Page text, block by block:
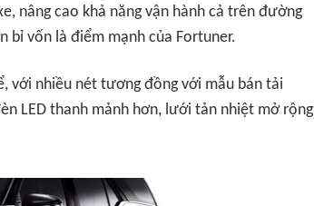
nâng cao khả năng vận hành cả trên đường
vốn là điểm mạnh của Fortuner.
với nhiều nét tương đồng với mẫu bán tải
LED thanh mảnh hơn, lưới tản nhiệt mở rộng